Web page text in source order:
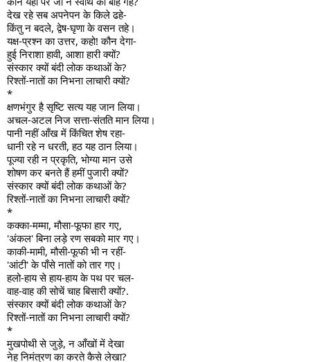
देख रहे सब अपनेपन के किले ढहे-
किंतु न बदले, द्वेष-घृणा के वसन तहे।
यक्ष-प्रश्न का उत्तर, कहो! कौन देगा-
हुई निराशा हावी, आशा हारी क्यों?
संस्कार क्यों बंदी लोक कथाओं के?
रिश्तों-नातों का निभना लाचारी क्यों?
*
क्षणभंगुर है सृष्टि सत्य यह जान लिया।
अचल-अटल निज सत्ता-संतति मान लिया।
पानी नहीं आँख में किंचित शेष रहा-
धानी रहे न धरती, हठ यह ठान लिया।
पूज्या रही न प्रकृति, भोग्या मान उसे
शोषण कर बनते हैं हमीं पुजारी क्यों?
संस्कार क्यों बंदी लोक कथाओं के?
रिश्तों-नातों का निभना लाचारी क्यों?
*
कक्का-मम्मा, मौसा-फूफा हार गए,
'अंकल' बिना लड़े रण सबको मार गए।
काकी-मामी, मौसी-फूफी भी न रहीं-
'आंटी' के पाँसे नातों को तार गए।
हलो-हाय से हाय-हाय के पथ पर चल-
वाह-वाह की सोचें चाह बिसारी क्यों?.
संस्कार क्यों बंदी लोक कथाओं के?
रिश्तों-नातों का निभना लाचारी क्यों?
*
मुखपोथी से जुड़े, न आँखों में देखा
नेह निमंत्रण का करते कैसे लेखा?